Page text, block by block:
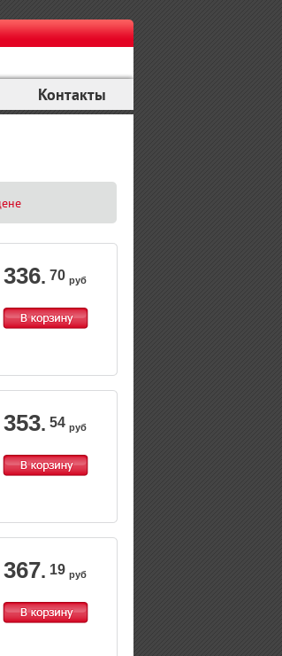
Контакты
336. 70 руб
353. 54 руб
367. 19 руб